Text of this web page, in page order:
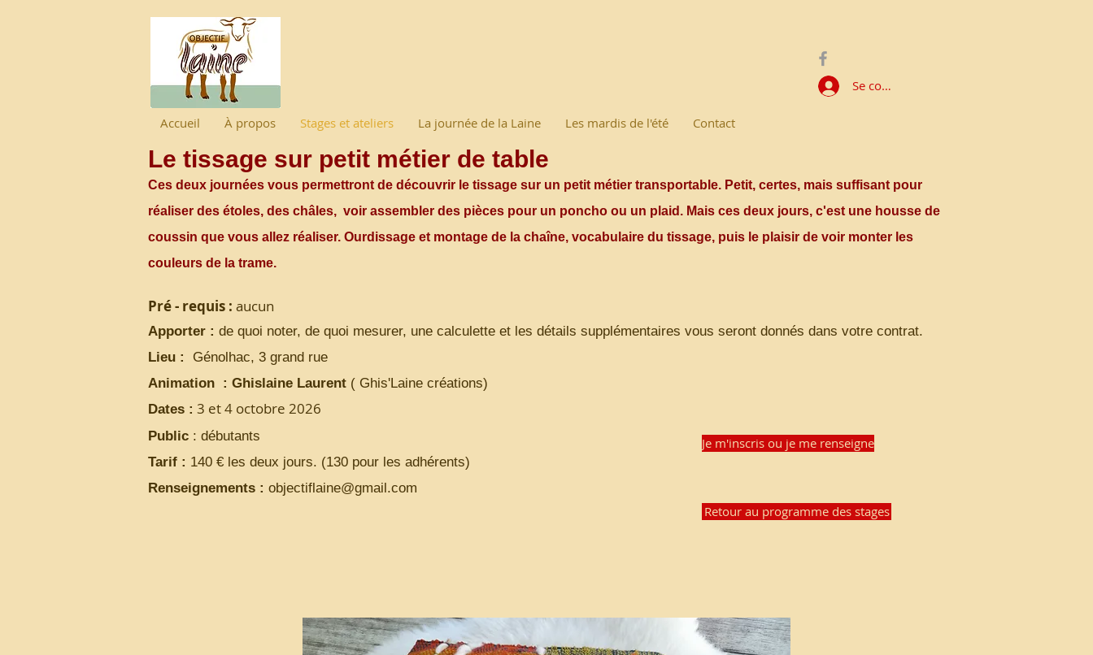
Se connecter
Accueil À propos Stages et ateliers La journée de la Laine Les mardis de l'été Contact
Le tissage sur petit métier de table
Ces deux journées vous permettront de découvrir le tissage sur un petit métier transportable. Petit, certes, mais suffisant pour
réaliser des étoles, des châles, voir assembler des pièces pour un poncho ou un plaid. Mais ces deux jours, c'est une housse de
coussin que vous allez réaliser. Ourdissage et montage de la chaîne, vocabulaire du tissage, puis le plaisir de voir monter les
couleurs de la trame.
Pré - requis : aucun
Apporter : de quoi noter, de quoi mesurer, une calculette et les détails supplémentaires vous seront donnés dans votre contrat.
Lieu :
Génolhac, 3 grand rue
​Animation : Ghislaine Laurent ( Ghis'Laine créations)
Dates : 3 et 4 octobre 2026
Public : débutants
Tarif : 140 € les deux jours. (130 pour les adhérents)
Renseignements : objectiflaine@gmail.com
Je m'inscris ou je me renseigne
Retour au programme des stages